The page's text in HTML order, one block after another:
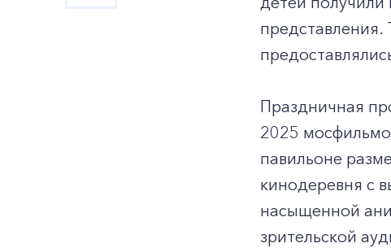
Праздничная
2025
павильоне
кинодеревня с
насыщенной
зрительской